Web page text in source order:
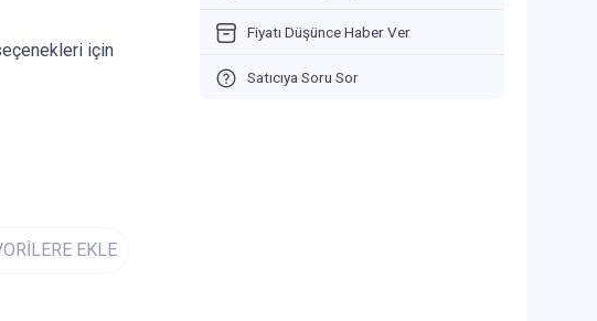
için
EKLE
Fiyatı Düşünce Haber Ver
Satıcıya Soru Sor